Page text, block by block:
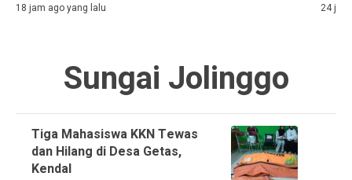
18 jam ago yang lalu 24
Sungai Jolinggo
Tiga Mahasiswa KKN Tewas
dan Hilang di Desa Getas,
Kendal